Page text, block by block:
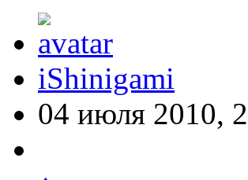
iShinigami
04 июля 2010,